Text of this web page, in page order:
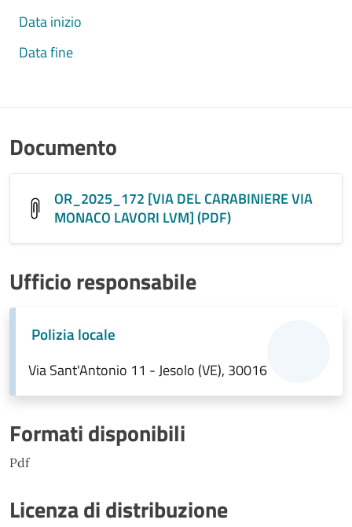
Data inizio
Data fine
Documento
OR_2025_172 [VIA DEL CARABINIERE VIA
MONACO LAVORI LVM] (PDF)
Ufficio responsabile
Polizia locale
Via Sant'Antonio 11 - Jesolo (VE), 30016
Formati disponibili
Pdf
Licenza di distribuzione